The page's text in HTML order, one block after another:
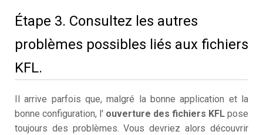
Étape 3. Consultez les autres
problèmes possibles liés aux fichiers
KFL.
Il arrive parfois que, malgré la bonne application et la
bonne configuration, l' ouverture des fichiers KFL pose
toujours des problèmes. Vous devriez alors découvrir